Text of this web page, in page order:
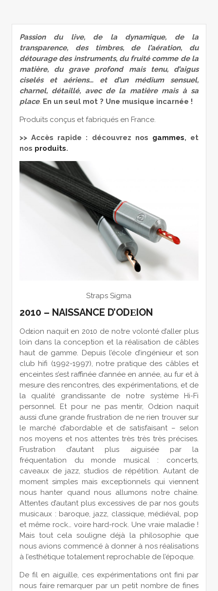
Passion du live, de la dynamique, de la
transparence, des timbres, de l’aération, du
détourage des instruments, du fruité comme de la
matière, du grave profond mais tenu, d’aigus
ciselés et aériens… et d’un médium sensuel,
charnel, détaillé, avec de la matière mais à sa
place. En un seul mot ? Une musique incarnée !
Produits conçus et fabriqués en France.
>> Accès rapide : découvrez nos gammes, et
nos produits.
Straps Sigma
2010 – NAISSANCE D’ODΕION
Odεion naquit en 2010 de notre volonté d’aller plus
loin dans la conception et la réalisation de câbles
haut de gamme. Depuis l’école d’ingénieur et son
club hifi (1992-1997), notre pratique des câbles et
enceintes s’est raffinée d’année en année, au fur et à
mesure des rencontres, des expérimentations, et de
la qualité grandissante de notre système Hi-Fi
personnel. Et pour ne pas mentir, Odεion naquit
aussi d’une grande frustration de ne rien trouver sur
le marché d’abordable et de satisfaisant – selon
nos moyens et nos attentes très très très précises.
Frustration d’autant plus aiguisée par la
fréquentation du monde musical : concerts,
caveaux de jazz, studios de répétition. Autant de
moment simples mais exceptionnels qui viennent
nous hanter quand nous allumons notre chaîne.
Attentes d’autant plus excessives de par nos gouts
musicaux : baroque, jazz, classique, médiéval, pop
et même rock… voire hard-rock. Une vraie maladie !
Mais tout cela souligne déjà la philosophie que
nous avions commencé à donner à nos réalisations
à l’esthétique totalement reprochable de l’époque.
De fil en aiguille, ces expérimentations ont fini par
nous faire remarquer par un petit nombre de fines